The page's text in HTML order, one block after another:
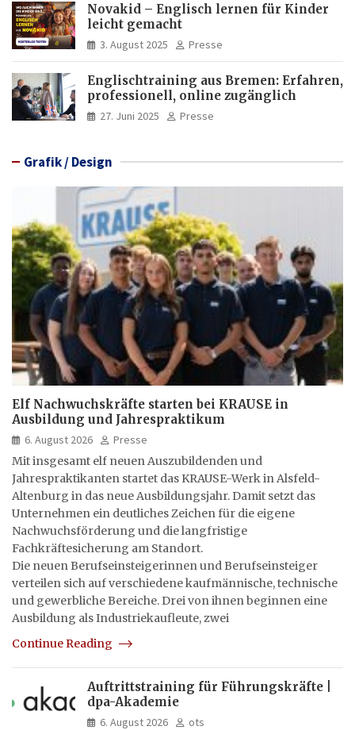
Novakid – Englisch lernen für Kinder
leicht gemacht
3. August 2025 Presse
Englischtraining aus Bremen: Erfahren,
professionell, online zugänglich
27. Juni 2025 Presse
Grafik / Design
Elf Nachwuchskräfte starten bei KRAUSE in
Ausbildung und Jahrespraktikum
6. August 2026
Presse
Mit insgesamt elf neuen Auszubildenden und
Jahrespraktikanten startet das KRAUSE-Werk in Alsfeld-
Altenburg in das neue Ausbildungsjahr. Damit setzt das
Unternehmen ein deutliches Zeichen für die eigene
Nachwuchsförderung und die langfristige
Fachkräftesicherung am Standort.
Die neuen Berufseinsteigerinnen und Berufseinsteiger
verteilen sich auf verschiedene kaufmännische, technische
und gewerbliche Bereiche. Drei von ihnen beginnen eine
Ausbildung als Industriekaufleute, zwei
Continue Reading
Auftrittstraining für Führungskräfte |
dpa-Akademie
6. August 2026 ots